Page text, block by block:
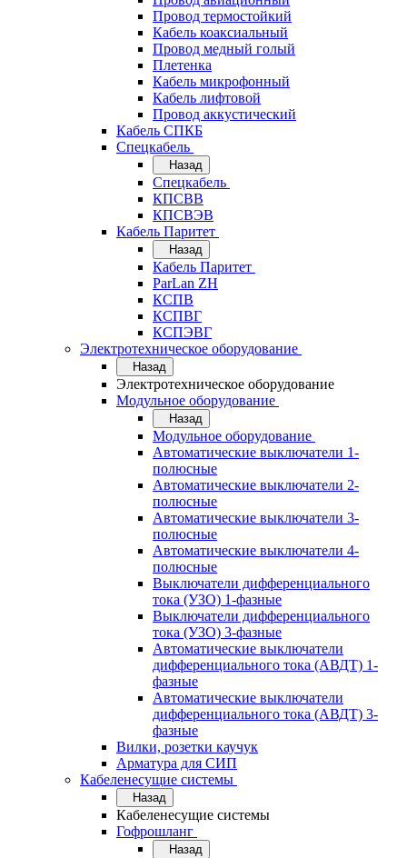
Провод термостойкий
Кабель коаксиальный
Провод медный голый
Плетенка
Кабель микрофонный
Кабель лифтовой
Провод аккустический
Кабель СПКБ
Спецкабель
Назад
Спецкабель
КПСВВ
КПСВЭВ
Кабель Паритет
Назад
Кабель Паритет
ParLan ZH
КСПВ
КСПВГ
КСПЭВГ
Электротехническое оборудование
Назад
Электротехническое оборудование
Модульное оборудование
Назад
Модульное оборудование
Автоматические выключатели 1-
полюсные
Автоматические выключатели 2-
полюсные
Автоматические выключатели 3-
полюсные
Автоматические выключатели 4-
полюсные
Выключатели дифференциального
тока (УЗО) 1-фазные
Выключатели дифференциального
тока (УЗО) 3-фазные
Автоматические выключатели
дифференциального тока (АВДТ) 1-
фазные
Автоматические выключатели
дифференциального тока (АВДТ) 3-
фазные
Вилки, розетки каучук
Арматура для СИП
Кабеленесущие системы
Назад
Кабеленесущие системы
Гофрошланг
Назад